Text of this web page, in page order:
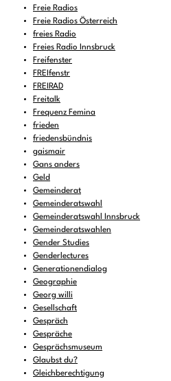
Freie Radios
Freie Radios Österreich
freies Radio
Freies Radio Innsbruck
Freifenster
FREIfenstr
FREIRAD
Freitalk
Frequenz Femina
frieden
friedensbündnis
gaismair
Gans anders
Geld
Gemeinderat
Gemeinderatswahl
Gemeinderatswahl Innsbruck
Gemeinderatswahlen
Gender Studies
Genderlectures
Generationendialog
Geographie
Georg willi
Gesellschaft
Gespräch
Gespräche
Gesprächsmuseum
Glaubst du?
Gleichberechtigung